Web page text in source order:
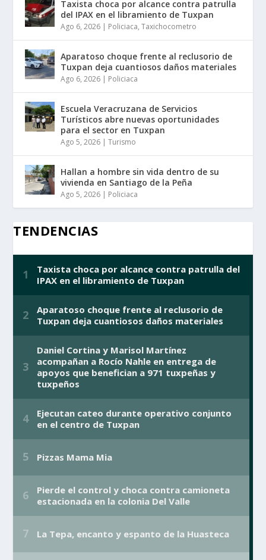
Taxista choca por alcance contra patrulla
del IPAX en el libramiento de Tuxpan
Ago 6, 2026 Policiaca,Taxichocometro
Aparatoso choque frente al reclusorio de
Tuxpan deja cuantiosos daños materiales
Ago 6, 2026 Policiaca
Escuela Veracruzana de Servicios
Turísticos abre nuevas oportunidades
para el sector en Tuxpan
Ago 5, 2026 |Turismo
Hallan a hombre sin vida dentro de su
vivienda en Santiago de la Peña
Ago 5, 2026 Policiaca
TENDENCIAS